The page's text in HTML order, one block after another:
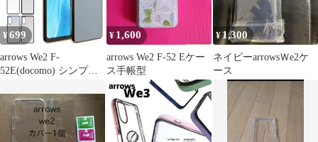
¥699
arrows We2 F-
52E(docomo) シンプル
クリア 耐衝撃 衝撃吸収
ケース カバー 保護ケー
ス 保護カバー TPU ク
リアケース スマホケー
¥ 1,600
arrows We2 F-52 Eケー
ス手帳型
¥1,300
ネイビーarrowsＷe2ケ
ース